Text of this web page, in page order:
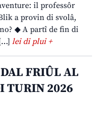
il professôr
a provin di svolâ,
◆ A partî de fin di
lei di plui +
FRIÛL AL
TURIN 2026